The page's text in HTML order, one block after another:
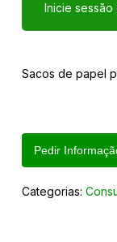
Inicie
Sacos de papel
Pedir
Categorias: